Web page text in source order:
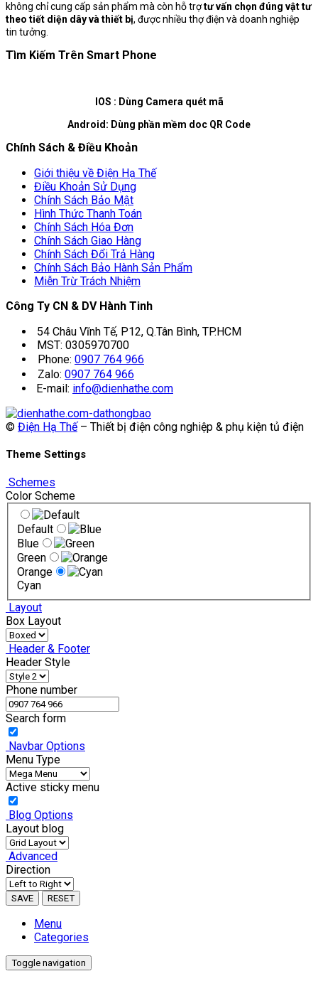
không chỉ cung cấp sản phẩm mà còn hỗ trợtư vấn chọn đúng vật tư
theo tiết diện dây và thiết bị, được nhiều thợ điện và doanh nghiệp
tin tưởng.
Tìm Kiếm Trên Smart Phone
IOS : Dùng Camera quét mã
Android: Dùng phần mềm doc QR Code
Chính Sách & Điều Khoản
Giới thiệu về Điện Hạ Thế
Điều Khoản Sử Dụng
Chính Sách Bảo Mật
Hình Thức Thanh Toán
Chính Sách Hóa Đơn
Chính Sách Giao Hàng
Chính Sách Đổi Trả Hàng
Chính Sách Bảo Hành Sản Phẩm
Miễn Trừ Trách Nhiệm
Công Ty CN & DV Hành Tinh
54 Châu Vĩnh Tế, P12, Q.Tân Bình, TP.HCM
MST: 0305970700
Phone: 0907 764 966
Zalo: 0907 764 966
E-mail: info@dienhathe.com
© Điện Hạ Thế– Thiết bị điện công nghiệp & phụ kiện tủ điện
Theme Settings
Schemes
Color Scheme
Default
Blue
Green
Orange
Cyan
Layout
Box Layout
Header & Footer
Header Style
Phone number
Search form
Navbar Options
Menu Type
Active sticky menu
Blog Options
Layout blog
Advanced
Direction
SAVE RESET
Menu
Categories
Toggle navigation